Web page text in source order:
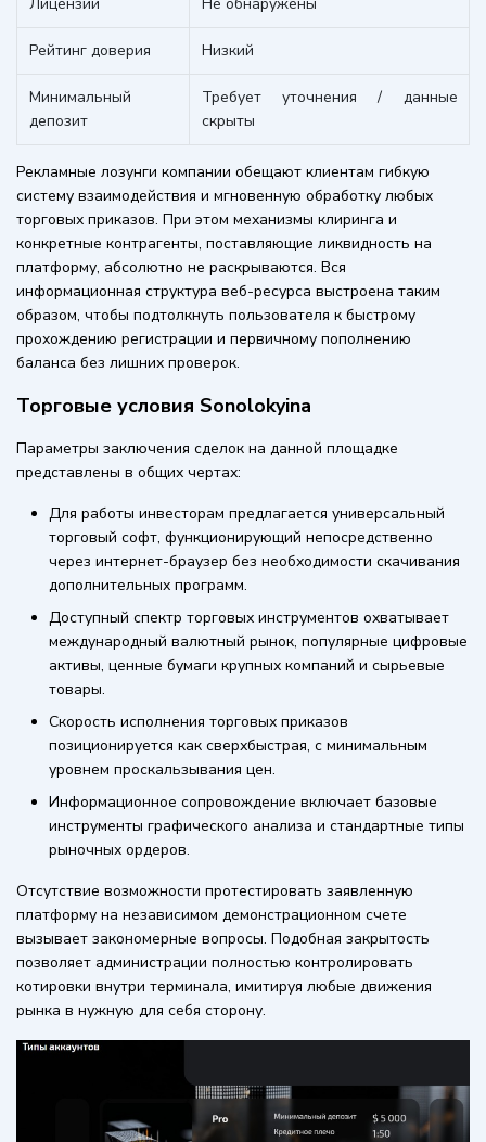
Рейтинг доверия Низкий
Минимальный
депозит
Требует уточнения / данные
скрыты
Рекламные лозунги компании обещают клиентам гибкую
систему взаимодействия и мгновенную обработку любых
торговых приказов. При этом механизмы клиринга и
конкретные контрагенты, поставляющие ликвидность на
платформу, абсолютно не раскрываются. Вся
информационная структура веб-ресурса выстроена таким
образом, чтобы подтолкнуть пользователя к быстрому
прохождению регистрации и первичному пополнению
баланса без лишних проверок.
Торговые условия Sonolokyina
Параметры заключения сделок на данной площадке
представлены в общих чертах:
Для работы инвесторам предлагается универсальный
торговый софт, функционирующий непосредственно
через интернет-браузер без необходимости скачивания
дополнительных программ.
Доступный спектр торговых инструментов охватывает
международный валютный рынок, популярные цифровые
активы, ценные бумаги крупных компаний и сырьевые
товары.
Скорость исполнения торговых приказов
позиционируется как сверхбыстрая, с минимальным
уровнем проскальзывания цен.
Информационное сопровождение включает базовые
инструменты графического анализа и стандартные типы
рыночных ордеров.
Отсутствие возможности протестировать заявленную
платформу на независимом демонстрационном счете
вызывает закономерные вопросы. Подобная закрытость
позволяет администрации полностью контролировать
котировки внутри терминала, имитируя любые движения
рынка в нужную для себя сторону.